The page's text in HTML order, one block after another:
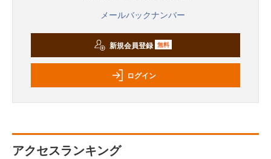
メールバックナンバー
新規会員登録 無料
ログイン
アクセスランキング